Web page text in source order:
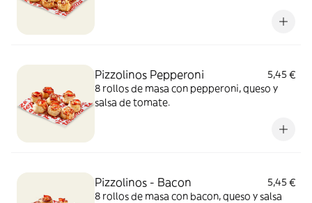
Pizzolinos Pepperoni
5,45 €
8 rollos de masa con pepperoni, queso y
salsa de tomate.
Pizzolinos - Bacon
5,45 €
8 rollos de masa con bacon, queso y salsa